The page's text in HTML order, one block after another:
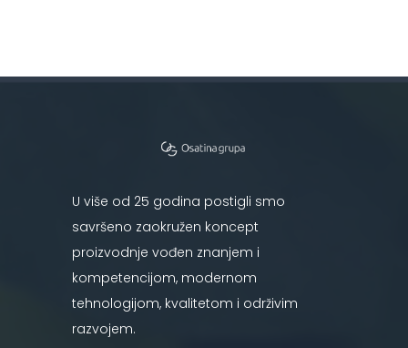
U više od 25 godina postigli smo
savršeno zaokružen koncept
proizvodnje vođen znanjem i
kompetencijom, modernom
tehnologijom, kvalitetom i održivim
razvojem.